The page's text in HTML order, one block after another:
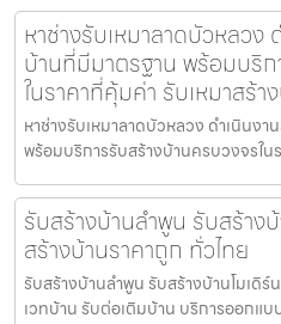
หาช่างรับเหมาลาดบัวหลวง
บ้านที่มีมาตรฐาน พร้อมบริ
ในราคาที่คุ้มค่า รับเหมาสร้า
หาช่างรับเหมาลาดบัวหลวง ดำเนินง
พร้อมบริการรับสร้างบ้านครบวงจรใน
รับสร้างบ้านลำพูน รับสร้าง
สร้างบ้านราคาถูก ทั่วไทย
รับสร้างบ้านลำพูน รับสร้างบ้านโมเดิร์
เวทบ้าน รับต่อเติมบ้าน บริการออกแ